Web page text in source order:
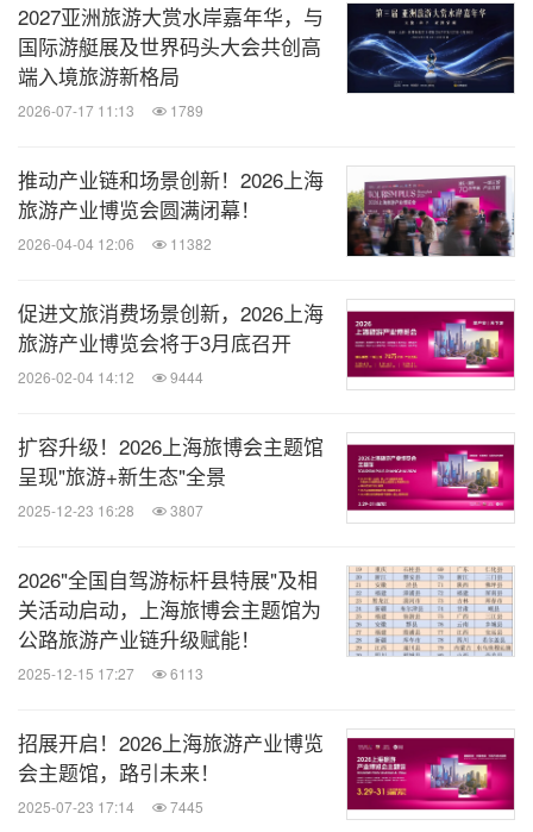
将以LBE大空间项目展示为主，同时包括其他的沉浸
式项目类型。并包括相关的设备设施与内容制作企
业。
精准的观众邀约
广泛的媒体报道
2027亚洲旅游大赏水岸嘉年华，与
国际游艇展及世界码头大会共创高
端入境旅游新格局
2026-07-17 11:13 1789
推动产业链和场景创新！2026上海
旅游产业博览会圆满闭幕！
2026-04-04 12:06 11382
促进文旅消费场景创新，2026上海
旅游产业博览会将于3月底召开
2026-02-04 14:12 9444
扩容升级！2026上海旅博会主题馆
呈现"旅游+新生态"全景
2025-12-23 16:28 3807
2026"全国自驾游标杆县特展"及相
关活动启动，上海旅博会主题馆为
公路旅游产业链升级赋能！
2025-12-15 17:27 6113
招展开启！2026上海旅游产业博览
会主题馆，路引未来！
2025-07-23 17:14 7445